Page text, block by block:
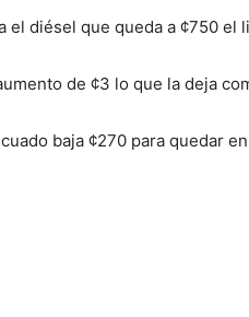
el diésel que queda a ¢750 el
de ¢3 lo que la deja
baja ¢270 para quedar